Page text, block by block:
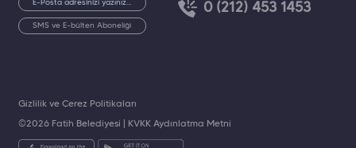
SMS ve E-bülten Aboneliği
0 (212) 453 1453
©2026 Fatih Belediyesi | KVKK Aydınlatma Metni
Gizlilik ve Çerez Politikaları